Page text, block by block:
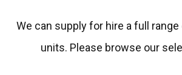
We can supply for hire a full
units. Please browse our